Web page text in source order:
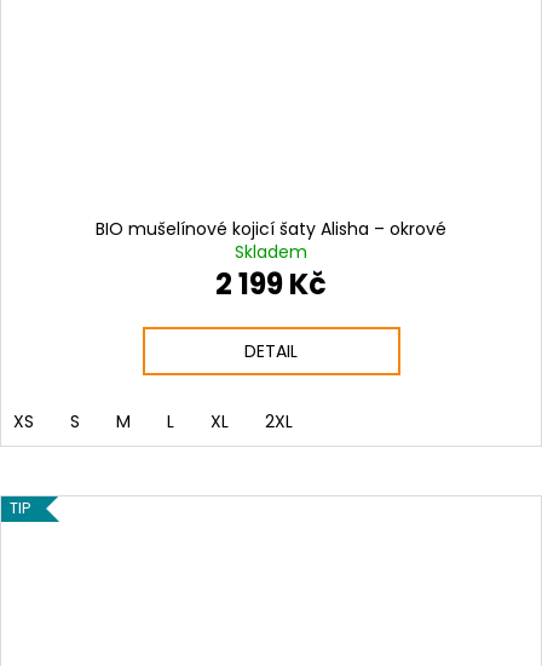
BIO mušelínové kojicí šaty Alisha – okrové
Skladem
2 199 Kč
DETAIL
XS S M L XL 2XL
TIP